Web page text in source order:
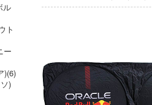
ル
ト
ー
)(6)
)